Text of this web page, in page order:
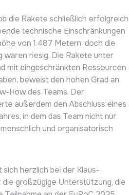
die Rakete schließlich erfolgreich
technische Einschränkungen
von 1.487 Metern, doch die
waren riesig. Die Rakete unter
mit eingeschränkten Ressourcen
beweist den hohen Grad an
How des Teams. Der
außerdem den Abschluss eines
in dem das Team nicht nur
und organisatorisch
herzlich bei der Klaus-
großzügige Unterstützung, die